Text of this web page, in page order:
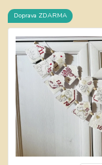
Doprava ZDARMA